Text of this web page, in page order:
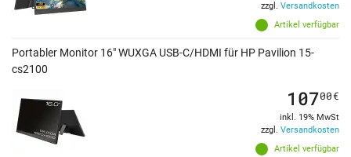
Artikel verfügbar
zzgl. Versandkosten
Portabler Monitor 16" WUXGA USB-C/HDMI für HP Pavilion 15-
cs2100
Artikel verfügbar
10700€
inkl. 19% MwSt
zzgl. Versandkosten